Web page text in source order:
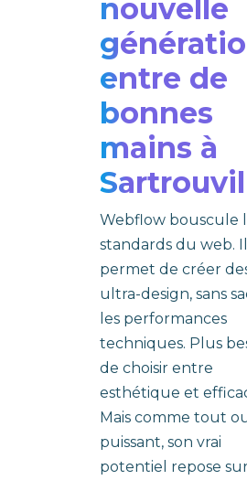
nouvelle
entre de
bonnes
mains à
Webflow bouscule
standards du web. Il
permet de créer
ultra-design, sans
les performances
techniques. Plus
de choisir entre
esthétique et
Mais comme tout
puissant, son vrai
potentiel repose